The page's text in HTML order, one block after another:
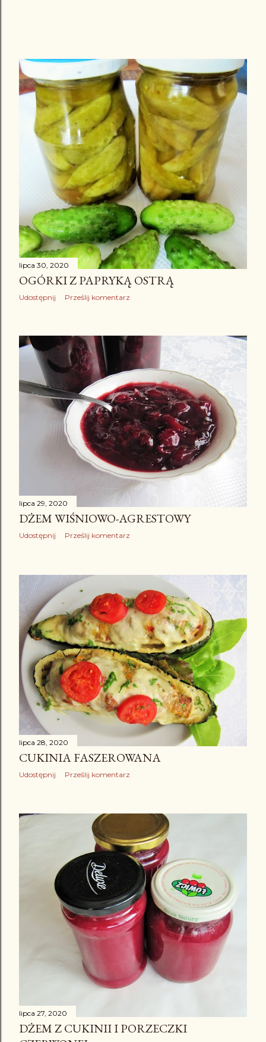
lipca 30, 2020
OGÓRKI Z PAPRYKĄ OSTRĄ
Udostępnij Prześlij komentarz
lipca 29, 2020
DŻEM WIŚNIOWO-AGRESTOWY
Udostępnij Prześlij komentarz
lipca 28, 2020
CUKINIA FASZEROWANA
Udostępnij Prześlij komentarz
lipca 27, 2020
DŻEM Z CUKINII I PORZECZKI